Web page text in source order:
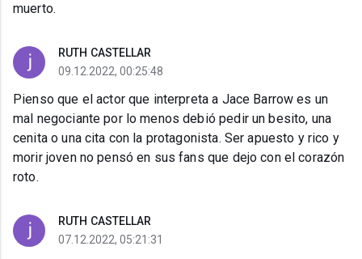
muerto.
RUTH CASTELLAR
09.12.2022, 00:25:48
Pienso que el actor que interpreta a Jace Barrow es un
mal negociante por lo menos debió pedir un besito, una
cenita o una cita con la protagonista. Ser apuesto y rico y
morir joven no pensó en sus fans que dejo con el corazón
roto.
RUTH CASTELLAR
07.12.2022, 05:21:31